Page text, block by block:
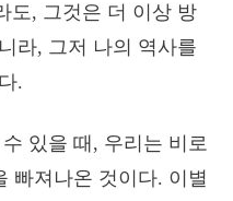
도, 그것은 더 이상 방
라, 그저 나의 역사를
.
있을 때, 우리는 비로
빠져나온 것이다. 이별